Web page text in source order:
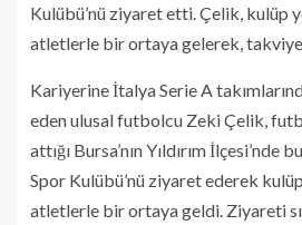
Kulübü’nü ziyaret etti. Çelik, kulüp
atletlerle bir ortaya gelerek,
Kariyerine İtalya Serie A
eden ulusal futbolcu Zeki Çelik,
attığı Bursa’nın Yıldırım İlçesi’nde
Spor Kulübü’nü ziyaret ederek
atletlerle bir ortaya geldi. Ziyareti